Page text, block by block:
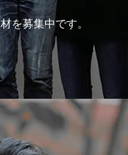
を募集中です。